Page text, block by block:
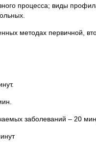
процесса; виды
методах первичной,
заболеваний – 20